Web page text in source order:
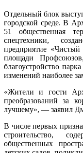
Отдельный блок
городской среде. В
51 общественная
спецтехники,
предприятие «Чистый
площади
благоустройство
изменений наиболее
«Жители и гости
преобразований за
лучшему», — заявил
В числе первых
строительство,
общественных